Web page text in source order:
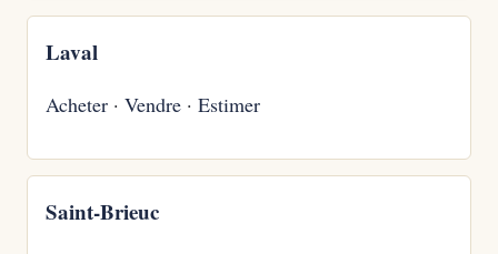
Laval
Acheter · Vendre · Estimer
Saint-Brieuc